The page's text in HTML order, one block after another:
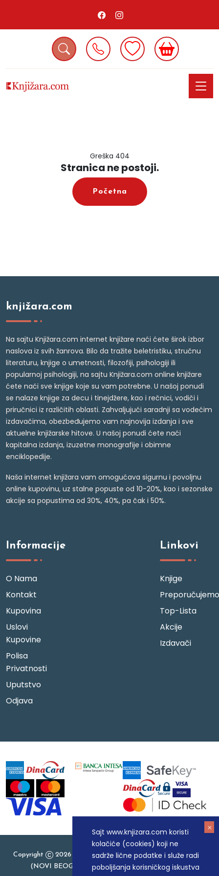
Sajt www.knjizara.com koristi
kolačiće (cookies) koji ne
sadrže lične podatke i služe radi
poboljšanja korisničkog iskustva
Greška 404
Stranica ne postoji.
Početna
knjižara.com
Na sajtu Knjižara.com internet knjižare naći ćete širok izbor
naslova iz svih žanrova. Bilo da tražite beletristiku, stručnu
literaturu, knjige o umetnosti, filozofiji, psihologiji ili
popularnoj psihologiji, na sajtu Knjižara.com online knjižare
ćete naći sve knjige koje su vam potrebne. U našoj ponudi
se nalaze knjige za decu i tinejdžere, kao i rečnici, vodiči i
priručnici iz različitih oblasti. Zahvaljujući saradnji sa vodećim
izdavačima, obezbeđujemo vam najnovija izdanja i sve
aktuelne knjižarske hitove. U našoj ponudi ćete naći
kapitalna izdanja, izuzetne monografije i obimne
enciklopedije.
Naša internet knjižara vam omogućava sigurnu i povoljnu
online kupovinu, uz stalne popuste od 10-20%, kao i sezonske
akcije sa popustima od 30%, 40%, pa čak i 50%.
Informacije
O Nama
Kontakt
Kupovina
Uslovi
Kupovine
Polisa
Privatnosti
Uputstvo
Odjava
Linkovi
Knjige
Preporučujemo
Top-Lista
Akcije
Izdavači
Copyright
2026 Knjizara.com - MAKART DOO BEOGRAD
(NOVI BEOGRAD), PIB: 105184104, MB: 20337524